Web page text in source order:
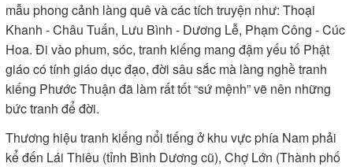
mẫu phong cảnh làng quê và các tích truyện như: Thoại
Khanh - Châu Tuấn, Lưu Bình - Dương Lễ, Phạm Công - Cúc
Hoa. Đi vào phum, sóc, tranh kiếng mang đậm yếu tố Phật
giáo có tính giáo dục đạo, đời sâu sắc mà làng nghề tranh
kiếng Phước Thuận đã làm rất tốt “sứ mệnh” vẽ nên những
bức tranh để đời.
Thương hiệu tranh kiếng nổi tiếng ở khu vực phía Nam phải
kể đến Lái Thiêu (tỉnh Bình Dương cũ), Chợ Lớn (Thành phố